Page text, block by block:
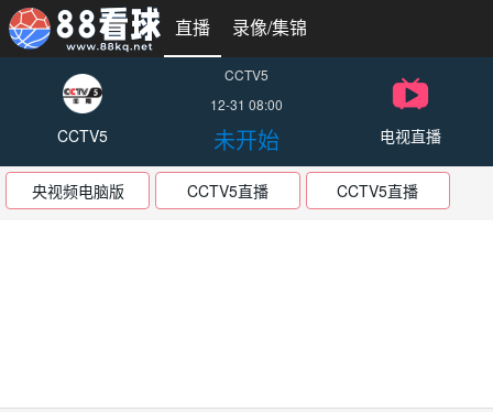
直播 录像/集锦
CCTV5
CCTV5
12-31 08:00
未开始 电视直播
央视频电脑版 CCTV5直播 CCTV5直播